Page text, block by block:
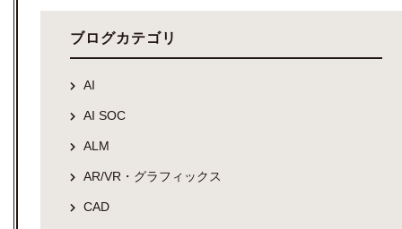
ブログカテゴリ
AI
AI SOC
ALM
AR/VR・グラフィックス
CAD